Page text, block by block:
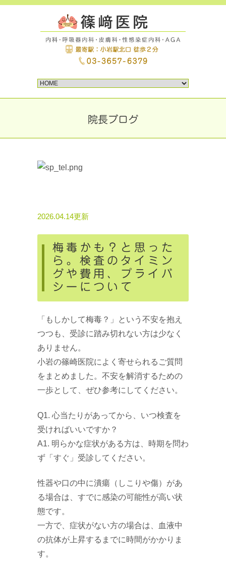
院長ブログ
2026.04.14更新
梅毒かも？と思った
ら。検査のタイミン
グや費用、プライバ
シーについて
「もしかして梅毒？」という不安を抱え
つつも、受診に踏み切れない方は少なく
ありません。
小岩の篠崎医院によく寄せられるご質問
をまとめました。不安を解消するための
一歩として、ぜひ参考にしてください。
Q1. 心当たりがあってから、いつ検査を
受ければいいですか？
A1. 明らかな症状がある方は、時期を問わ
ず「すぐ」受診してください。
性器や口の中に潰瘍（しこりや傷）があ
る場合は、すでに感染の可能性が高い状
態です。
一方で、症状がない方の場合は、血液中
の抗体が上昇するまでに時間がかかりま
す。